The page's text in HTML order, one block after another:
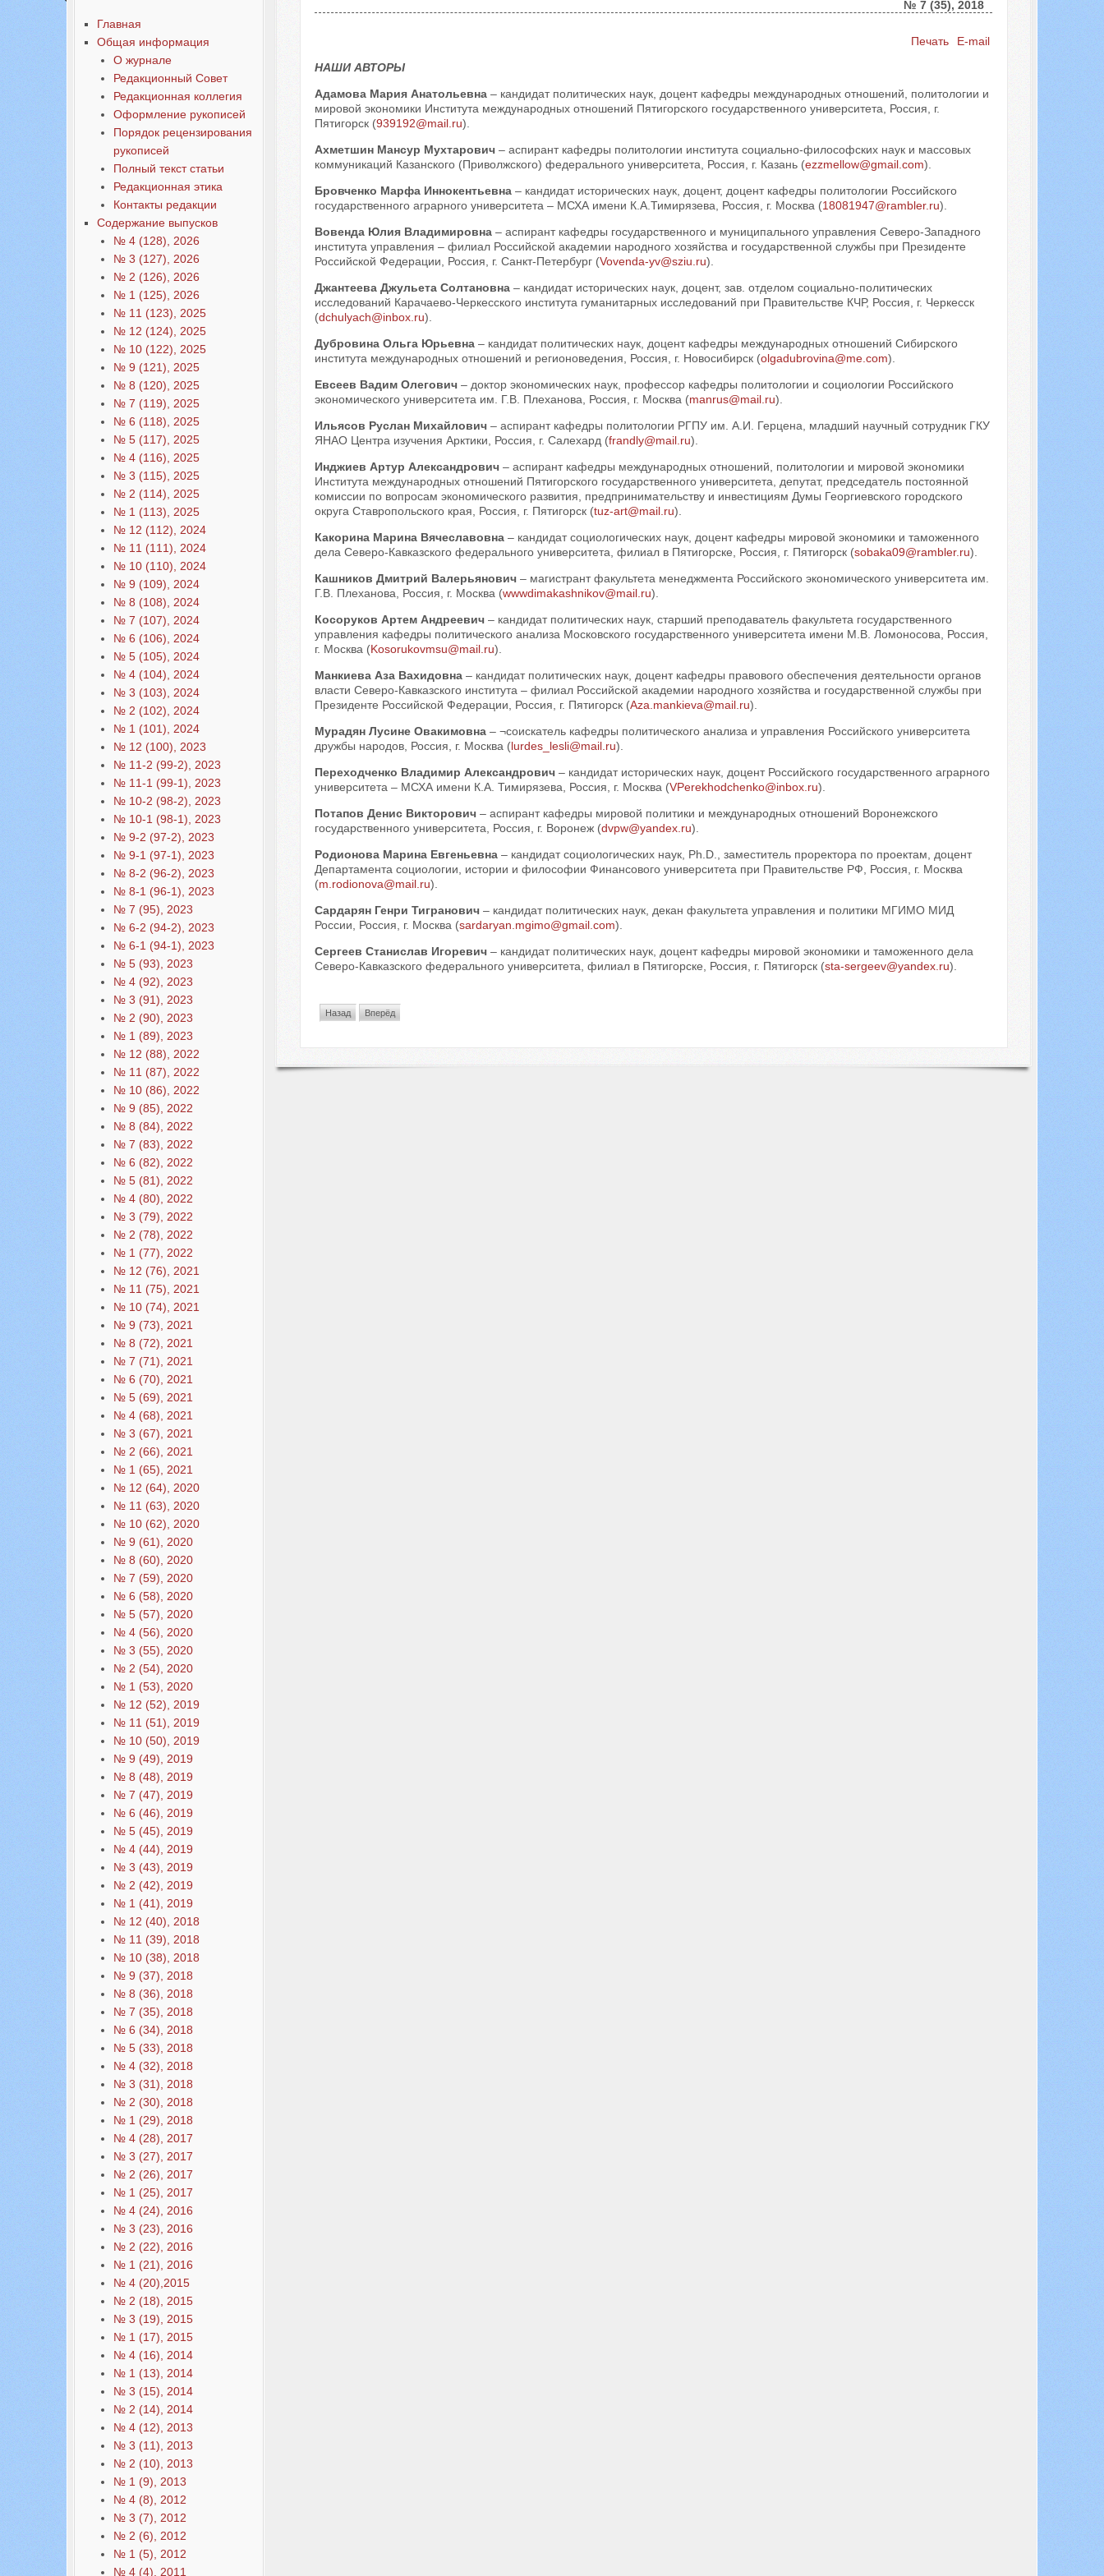
Наши авторы № 7-2018
Главная
Общая информация
О журнале
Редакционный Совет
Редакционная коллегия
Оформление рукописей
Порядок рецензирования
рукописей
Полный текст статьи
Редакционная этика
Контакты редакции
Содержание выпусков
№ 4 (128), 2026
№ 3 (127), 2026
№ 2 (126), 2026
№ 1 (125), 2026
№ 11 (123), 2025
№ 12 (124), 2025
№ 10 (122), 2025
№ 9 (121), 2025
№ 8 (120), 2025
№ 7 (119), 2025
№ 6 (118), 2025
№ 5 (117), 2025
№ 4 (116), 2025
№ 3 (115), 2025
№ 2 (114), 2025
№ 1 (113), 2025
№ 12 (112), 2024
№ 11 (111), 2024
№ 10 (110), 2024
№ 9 (109), 2024
№ 8 (108), 2024
№ 7 (107), 2024
№ 6 (106), 2024
№ 5 (105), 2024
№ 4 (104), 2024
№ 3 (103), 2024
№ 2 (102), 2024
№ 1 (101), 2024
№ 12 (100), 2023
№ 11-2 (99-2), 2023
№ 11-1 (99-1), 2023
№ 10-2 (98-2), 2023
№ 10-1 (98-1), 2023
№ 9-2 (97-2), 2023
№ 9-1 (97-1), 2023
№ 8-2 (96-2), 2023
№ 8-1 (96-1), 2023
№ 7 (95), 2023
№ 6-2 (94-2), 2023
№ 6-1 (94-1), 2023
№ 5 (93), 2023
№ 4 (92), 2023
№ 3 (91), 2023
№ 2 (90), 2023
№ 1 (89), 2023
№ 12 (88), 2022
№ 11 (87), 2022
№ 10 (86), 2022
№ 9 (85), 2022
№ 8 (84), 2022
№ 7 (83), 2022
№ 6 (82), 2022
№ 5 (81), 2022
№ 4 (80), 2022
№ 3 (79), 2022
№ 2 (78), 2022
№ 1 (77), 2022
№ 12 (76), 2021
№ 11 (75), 2021
№ 10 (74), 2021
№ 9 (73), 2021
№ 8 (72), 2021
№ 7 (71), 2021
№ 6 (70), 2021
№ 5 (69), 2021
№ 4 (68), 2021
№ 3 (67), 2021
№ 2 (66), 2021
№ 1 (65), 2021
№ 12 (64), 2020
№ 11 (63), 2020
№ 10 (62), 2020
№ 9 (61), 2020
№ 8 (60), 2020
№ 7 (59), 2020
№ 6 (58), 2020
№ 5 (57), 2020
№ 4 (56), 2020
№ 3 (55), 2020
№ 2 (54), 2020
№ 1 (53), 2020
№ 12 (52), 2019
№ 11 (51), 2019
№ 10 (50), 2019
№ 9 (49), 2019
№ 8 (48), 2019
№ 7 (47), 2019
№ 6 (46), 2019
№ 5 (45), 2019
№ 4 (44), 2019
№ 3 (43), 2019
№ 2 (42), 2019
№ 1 (41), 2019
№ 12 (40), 2018
№ 11 (39), 2018
№ 10 (38), 2018
№ 9 (37), 2018
№ 8 (36), 2018
№ 7 (35), 2018
№ 6 (34), 2018
№ 5 (33), 2018
№ 4 (32), 2018
№ 3 (31), 2018
№ 2 (30), 2018
№ 1 (29), 2018
№ 4 (28), 2017
№ 3 (27), 2017
№ 2 (26), 2017
№ 1 (25), 2017
№ 4 (24), 2016
№ 3 (23), 2016
№ 2 (22), 2016
№ 1 (21), 2016
№ 4 (20),2015
№ 2 (18), 2015
№ 3 (19), 2015
№ 1 (17), 2015
№ 4 (16), 2014
№ 1 (13), 2014
№ 3 (15), 2014
№ 2 (14), 2014
№ 4 (12), 2013
№ 3 (11), 2013
№ 2 (10), 2013
№ 1 (9), 2013
№ 4 (8), 2012
№ 3 (7), 2012
№ 2 (6), 2012
№ 1 (5), 2012
№ 4 (4), 2011
№ 7 (35), 2018
Печать
E-mail
НАШИ АВТОРЫ
Адамова Мария Анатольевна – кандидат политических наук, доцент кафедры международных отношений, политологии и
мировой экономики Института международных отношений Пятигорского государственного университета, Россия, г.
Пятигорск (939192@mail.ru).
Ахметшин Мансур Мухтарович – аспирант кафедры политологии института социально-философских наук и массовых
коммуникаций Казанского (Приволжского) федерального университета, Россия, г. Казань (ezzmellow@gmail.com).
Бровченко Марфа Иннокентьевна– кандидат исторических наук, доцент, доцент кафедры политологии Российского
государственного аграрного университета – МСХА имени К.А.Тимирязева, Россия, г. Москва (18081947@rambler.ru).
Вовенда Юлия Владимировна– аспирант кафедры государственного и муниципального управления Северо-Западного
института управления – филиал Российской академии народного хозяйства и государственной службы при Президенте
Российской Федерации, Россия, г. Санкт-Петербург (Vovenda-yv@sziu.ru).
Джантеева Джульета Солтановна– кандидат исторических наук, доцент, зав. отделом социально-политических
исследований Карачаево-Черкесского института гуманитарных исследований при Правительстве КЧР, Россия, г. Черкесск
(dchulyach@inbox.ru).
Дубровина Ольга Юрьевна – кандидат политических наук, доцент кафедры международных отношений Сибирского
института международных отношений и регионоведения, Россия, г. Новосибирск (olgadubrovina@me.com).
Евсеев Вадим Олегович – доктор экономических наук, профессор кафедры политологии и социологии Российского
экономического университета им. Г.В. Плеханова, Россия, г. Москва (manrus@mail.ru).
Ильясов Руслан Михайлович– аспирант кафедры политологии РГПУ им. А.И. Герцена, младший научный сотрудник ГКУ
ЯНАО Центра изучения Арктики, Россия, г. Салехард (frandly@mail.ru).
Инджиев Артур Александрович– аспирант кафедры международных отношений, политологии и мировой экономики
Института международных отношений Пятигорского государственного университета, депутат, председатель постоянной
комиссии по вопросам экономического развития, предпринимательству и инвестициям Думы Георгиевского городского
округа Ставропольского края, Россия, г. Пятигорск (tuz-art@mail.ru).
Какорина Марина Вячеславовна– кандидат социологических наук, доцент кафедры мировой экономики и таможенного
дела Северо-Кавказского федерального университета, филиал в Пятигорске, Россия, г. Пятигорск (sobaka09@rambler.ru).
Кашников Дмитрий Валерьянович– магистрант факультета менеджмента Российского экономического университета им.
Г.В. Плеханова, Россия, г. Москва (wwwdimakashnikov@mail.ru).
Косоруков Артем Андреевич– кандидат политических наук, старший преподаватель факультета государственного
управления кафедры политического анализа Московского государственного университета имени М.В. Ломоносова, Россия,
г. Москва (Kosorukovmsu@mail.ru).
Манкиева Аза Вахидовна – кандидат политических наук, доцент кафедры правового обеспечения деятельности органов
власти Северо-Кавказского института – филиал Российской академии народного хозяйства и государственной службы при
Президенте Российской Федерации, Россия, г. Пятигорск (Aza.mankieva@mail.ru).
Мурадян Лусине Овакимовна – ¬соискатель кафедры политического анализа и управления Российского университета
дружбы народов, Россия, г. Москва (lurdes_lesli@mail.ru).
Переходченко Владимир Александрович – кандидат исторических наук, доцент Российского государственного аграрного
университета – МСХА имени К.А. Тимирязева, Россия, г. Москва (VPerekhodchenko@inbox.ru).
Потапов Денис Викторович – аспирант кафедры мировой политики и международных отношений Воронежского
государственного университета, Россия, г. Воронеж (dvpw@yandex.ru).
Родионова Марина Евгеньевна – кандидат социологических наук, Ph.D., заместитель проректора по проектам, доцент
Департамента социологии, истории и философии Финансового университета при Правительстве РФ, Россия, г. Москва
(m.rodionova@mail.ru).
Сардарян Генри Тигранович – кандидат политических наук, декан факультета управления и политики МГИМО МИД
России, Россия, г. Москва (sardaryan.mgimo@gmail.com).
Сергеев Станислав Игоревич – кандидат политических наук, доцент кафедры мировой экономики и таможенного дела
Северо-Кавказского федерального университета, филиал в Пятигорске, Россия, г. Пятигорск (sta-sergeev@yandex.ru).
Назад Вперёд